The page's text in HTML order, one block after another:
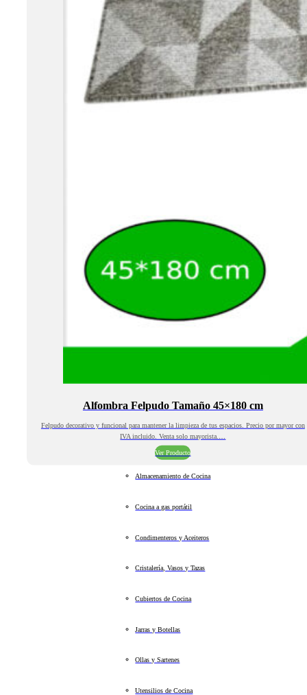
Alfombra Felpudo Tamaño 45×180 cm
Felpudo decorativo y funcional para mantener la limpieza de tus espacios. Precio por mayor con
IVA incluido. Venta solo mayorista.…
Ver Producto
Almacenamiento de Cocina
Cocina a gas portátil
Condimenteros y Aceiteros
Cristalería, Vasos y Tazas
Cubiertos de Cocina
Jarras y Botellas
Ollas y Sartenes
Utensilios de Cocina